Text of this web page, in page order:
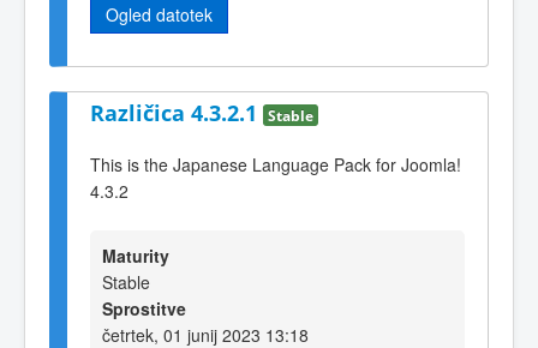
Ogled datotek
Različica 4.3.2.1 Stable
This is the Japanese Language Pack for Joomla!
4.3.2
Maturity
Stable
Sprostitve
četrtek, 01 junij 2023 13:18